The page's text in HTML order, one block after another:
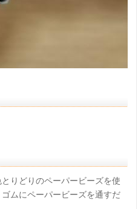
りどりのペーパービーズを使
ムにペーパービーズを通すだ